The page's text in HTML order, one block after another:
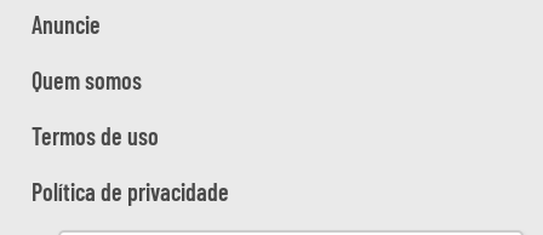
Anuncie
Quem somos
Termos de uso
Política de privacidade